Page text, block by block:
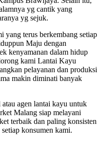
yg cantik yang
yg sejuk.
yang terus berkembang setiap
Maju dengan
kenyamanan dalam hidup
kami Lantai Kayu
pelayanan dan produksi
makin diminati banyak
agen lantai kayu untuk
Malang siap melayani
terbaik dan paling konsisten
konsumen kami.